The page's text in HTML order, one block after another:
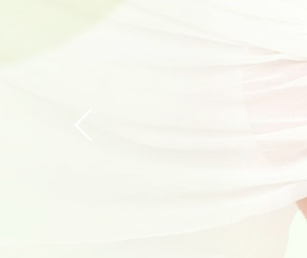
透支 身体虚弱 那么坐月子期间 宝